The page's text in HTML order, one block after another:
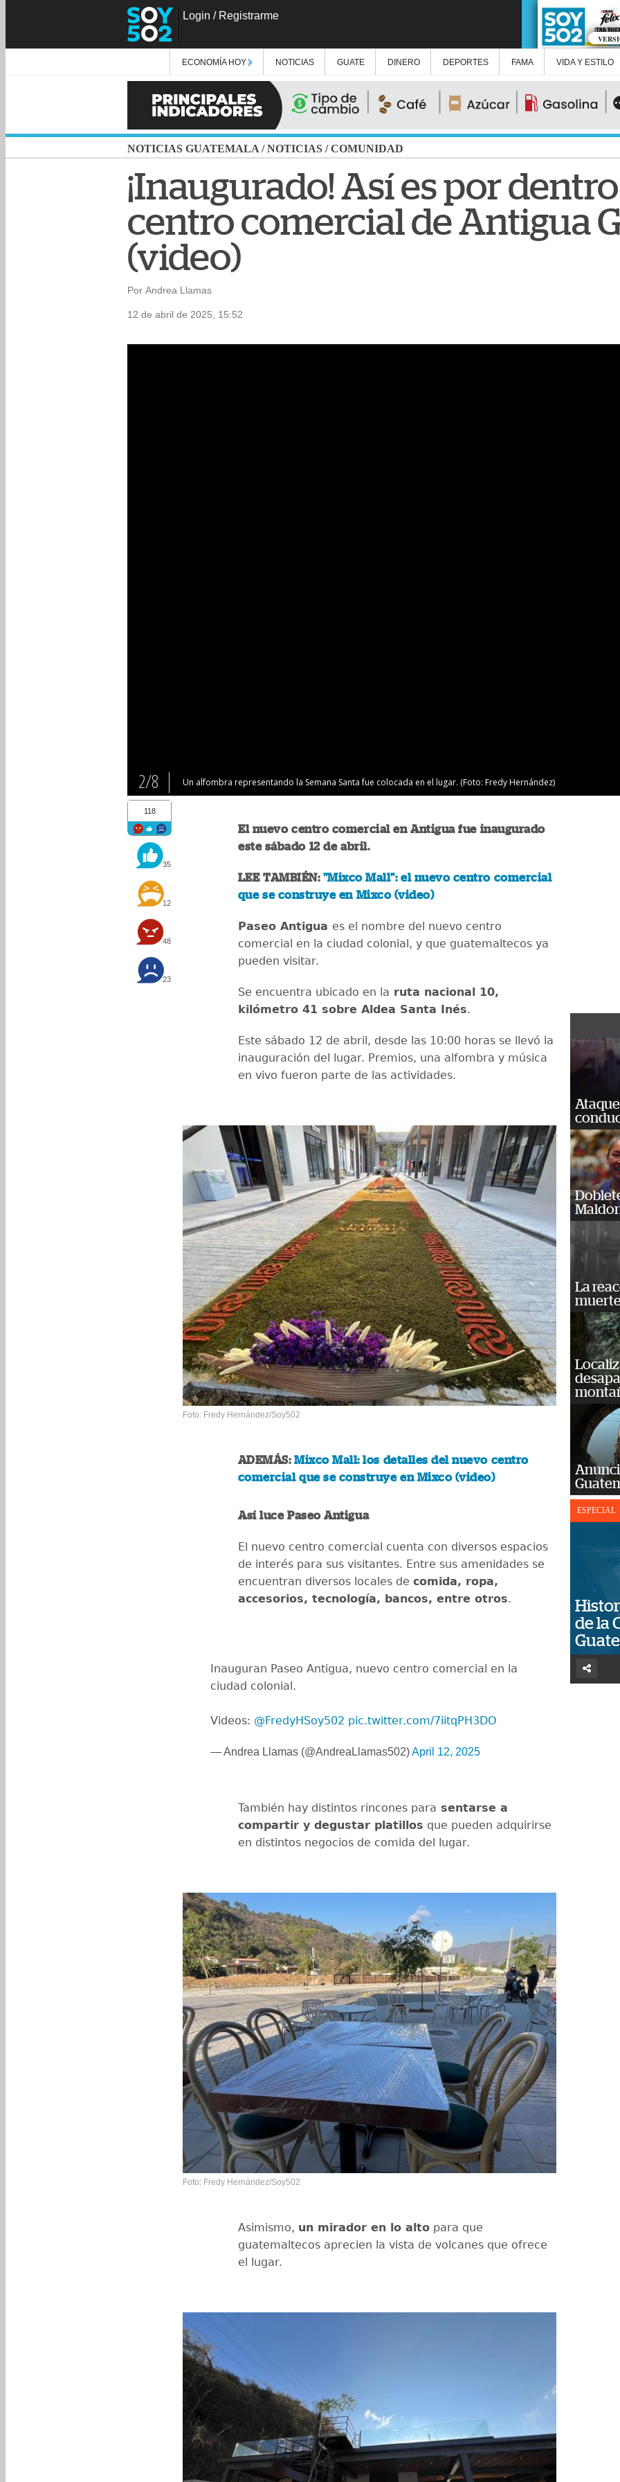
Login / Registrarme
ECONOMÍA HOY NOTICIAS GUATE DINERO DEPORTES FAMA VIDA Y ESTILO
NOTICIAS GUATEMALA /NOTICIAS /COMUNIDAD
¡Inaugurado! Así es por
centro comercial de Antigua
(video)
Por Andrea Llamas
12 de abril de 2025, 15:52
2/8 Un alfombra representando la Semana Santa fue colocada en el lugar. (Foto: Fredy Hernández)
118
35
12
48
23
El nuevo centro comercial en Antigua fue inaugurado
este sábado 12 de abril.
LEE TAMBIÉN: "Mixco Mall": el nuevo centro comercial
que se construye en Mixco (video)
Paseo Antigua es el nombre del nuevo centro
comercial en la ciudad colonial, y que guatemaltecos ya
pueden visitar.
Se encuentra ubicado en la ruta nacional 10,
kilómetro 41 sobre Aldea Santa Inés.
Este sábado 12 de abril, desde las 10:00 horas se llevó la
inauguración del lugar. Premios, una alfombra y música
en vivo fueron parte de las actividades.
Foto: Fredy Hernández/Soy502
ADEMÁS:Mixco Mall: los detalles del nuevo centro
comercial que se construye en Mixco (video)
Así luce Paseo Antigua
El nuevo centro comercial cuenta con diversos espacios
de interés para sus visitantes. Entre sus amenidades se
encuentran diversos locales de comida, ropa,
accesorios, tecnología, bancos, entre otros.
Inauguran Paseo Antigua, nuevo centro comercial en la
ciudad colonial.
Videos: @FredyHSoy502 pic.twitter.com/7iitqPH3DO
— Andrea Llamas (@AndreaLlamas502)April 12, 2025
También hay distintos rincones para sentarse a
compartir y degustar platillos que pueden adquirirse
en distintos negocios de comida del lugar.
Foto: Fredy Hernández/Soy502
Asimismo, un mirador en lo alto para que
guatemaltecos aprecien la vista de volcanes que ofrece
el lugar.
La
ESPECIAL
de la